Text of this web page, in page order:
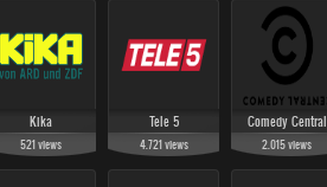
Kika
521views
Tele 5
4.721views
Comedy Central
2.015views